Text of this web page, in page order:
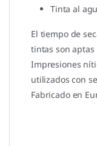
Tinta al
El tiempo de
tintas son
Impresiones
utilizados con
Fabricado en